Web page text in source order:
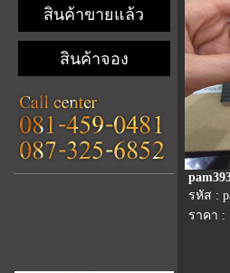
สินค้าขายแล้ว
สินค้าจอง
รหัส :
ราคา :